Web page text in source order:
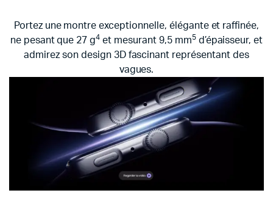
Portez une montre exceptionnelle, élégante et raffinée,
ne pesant que 27 g4 et mesurant 9,5 mm5d’épaisseur, et
admirez son design 3D fascinant représentant des
vagues.